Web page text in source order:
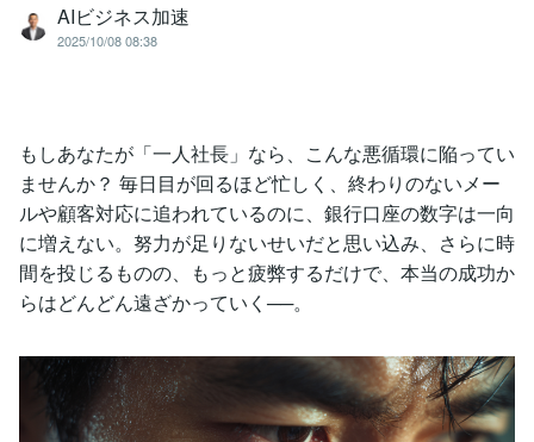
AIビジネス加速
2025/10/08 08:38
もしあなたが「一人社長」なら、こんな悪循環に陥ってい
ませんか？ 毎日目が回るほど忙しく、終わりのないメー
ルや顧客対応に追われているのに、銀行口座の数字は一向
に増えない。努力が足りないせいだと思い込み、さらに時
間を投じるものの、もっと疲弊するだけで、本当の成功か
らはどんどん遠ざかっていく──。